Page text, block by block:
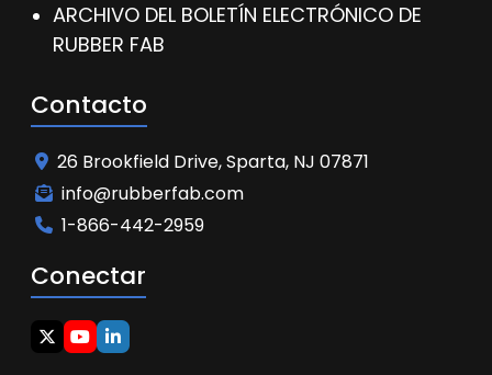
ARCHIVO DEL BOLETÍN ELECTRÓNICO DE
RUBBER FAB
Contacto
26 Brookfield Drive, Sparta, NJ 07871
info@rubberfab.com
1-866-442-2959
Conectar